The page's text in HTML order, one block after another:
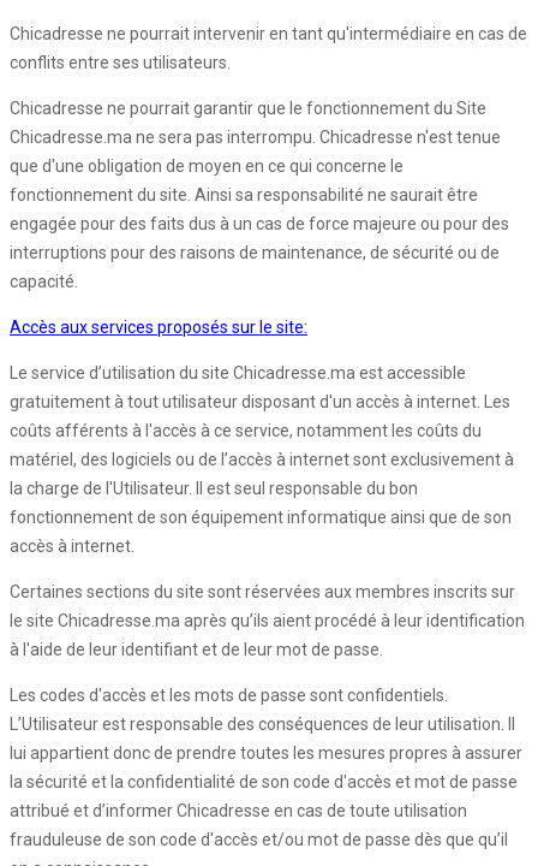
Chicadresse ne pourrait intervenir en tant qu'intermédiaire en cas de
conflits entre ses utilisateurs.
Chicadresse ne pourrait garantir que le fonctionnement du Site
Chicadresse.ma ne sera pas interrompu. Chicadresse n'est tenue
que d'une obligation de moyen en ce qui concerne le
fonctionnement du site. Ainsi sa responsabilité ne saurait être
engagée pour des faits dus à un cas de force majeure ou pour des
interruptions pour des raisons de maintenance, de sécurité ou de
capacité.
Accès aux services proposés sur le site:
Le service d’utilisation du site Chicadresse.ma est accessible
gratuitement à tout utilisateur disposant d'un accès à internet. Les
coûts afférents à l'accès à ce service, notamment les coûts du
matériel, des logiciels ou de l’accès à internet sont exclusivement à
la charge de l'Utilisateur. Il est seul responsable du bon
fonctionnement de son équipement informatique ainsi que de son
accès à internet.
Certaines sections du site sont réservées aux membres inscrits sur
le site Chicadresse.ma après qu’ils aient procédé à leur identification
à l'aide de leur identifiant et de leur mot de passe.
Les codes d'accès et les mots de passe sont confidentiels.
L’Utilisateur est responsable des conséquences de leur utilisation. Il
lui appartient donc de prendre toutes les mesures propres à assurer
la sécurité et la confidentialité de son code d'accès et mot de passe
attribué et d’informer Chicadresse en cas de toute utilisation
frauduleuse de son code d'accès et/ou mot de passe dès que qu’il